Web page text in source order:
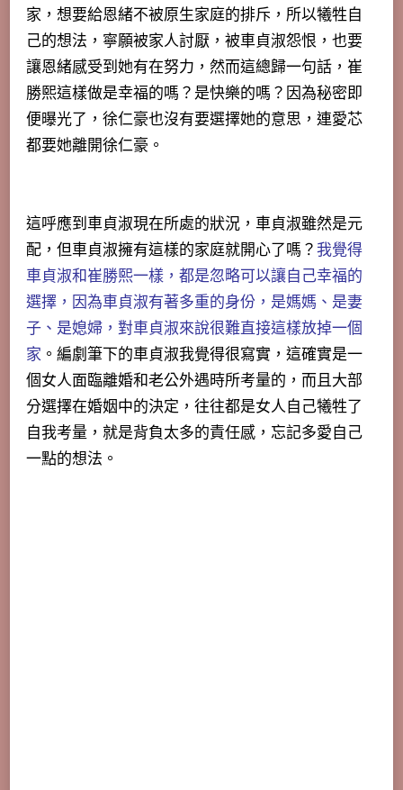
家，想要給恩緒不被原生家庭的排斥，所以犧牲自
己的想法，寧願被家人討厭，被車貞淑怨恨，也要
讓恩緒感受到她有在努力，然而這總歸一句話，崔
勝熙這樣做是幸福的嗎？是快樂的嗎？因為秘密即
便曝光了，徐仁豪也沒有要選擇她的意思，連愛芯
都要她離開徐仁豪。
這呼應到車貞淑現在所處的狀況，車貞淑雖然是元
配，但車貞淑擁有這樣的家庭就開心了嗎？我覺得
車貞淑和崔勝熙一樣，都是忽略可以讓自己幸福的
選擇，因為車貞淑有著多重的身份，是媽媽、是妻
子、是媳婦，對車貞淑來說很難直接這樣放掉一個
家 。編劇筆下的車貞淑我覺得很寫實，這確實是一
個女人面臨離婚和老公外遇時所考量的，而且大部
分選擇在婚姻中的決定，往往都是女人自己犧牲了
自我考量，就是背負太多的責任感，忘記多愛自己
一點的想法。